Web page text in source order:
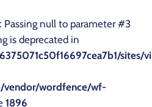
Passing null to parameter #3
is deprecated in
sites/
vendor/wordfence/wf-
1896